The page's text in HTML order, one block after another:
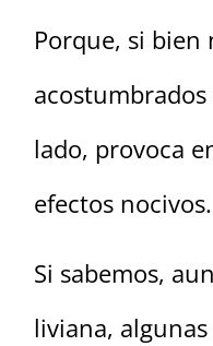
Porque, si bien
lado, provoca
efectos nocivos.
Si sabemos,
liviana,